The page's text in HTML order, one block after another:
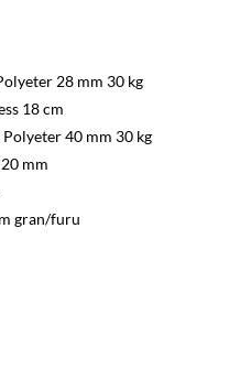
28 mm 30 kg
18 cm
40 mm 30 kg
mm
gran/furu